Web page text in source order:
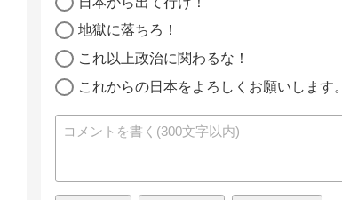
地獄に落ちろ！
これ以上政治に関わるな！
これからの日本をよろしくお願いします。